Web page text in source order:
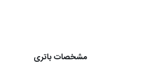
مشخصات باتری